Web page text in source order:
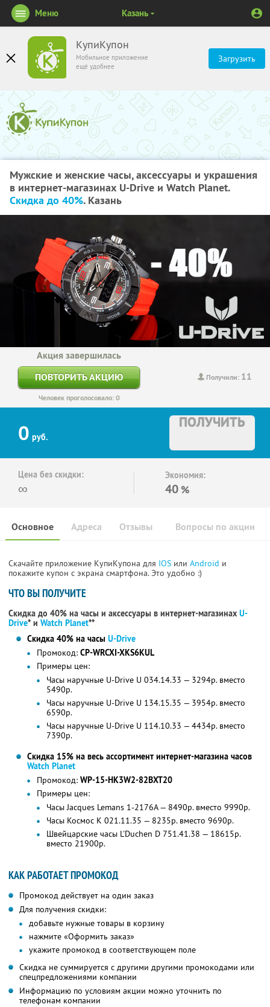
КупиКупон
Мобильное приложение
ещё удобнее
Загрузить
Меню Казань
Мужские и женские часы, аксессуары и украшения
в интернет-магазинах U-Drive и Watch Planet.
Скидка до 40%. Казань
Получили: 11
Акция завершилась
ПОВТОРИТЬ АКЦИЮ
Человек проголосовало: 0
0 руб.
ПОЛУЧИТЬ
Цена без скидки:
∞
Экономия:
40 %
Основное Отзывы Вопросы по акции
Адреса
Скачайте приложение КупиКупона для IOS или Android и
покажите купон с экрана смартфона. Это удобно :)
ЧТО ВЫ ПОЛУЧИТЕ
Скидка до 40% на часы и аксессуары в интернет-магазинах U-
Drive* и Watch Planet**
Скидка 40% на часы U-Drive
Промокод: CP-WRCXI-XKS6KUL
Примеры цен:
Часы наручные U-Drive U 034.14.33 — 3294р. вместо
5490р.
Часы наручные U-Drive U 134.15.35 — 3954р. вместо
6590р.
Часы наручные U-Drive U 114.10.33 — 4434р. вместо
7390р.
Скидка 15% на весь ассортимент интернет-магазина часов
Watch Planet
Промокод: WP-15-HK3W2-82BXT20
Примеры цен:
Часы Jacques Lemans 1-2176A — 8490р. вместо 9990р.
Часы Космос K 021.11.35 — 8235р. вместо 9690р.
Швейцарские часы L'Duchen D 751.41.38 — 18615р.
вместо 21900р.
КАК РАБОТАЕТ ПРОМОКОД
Промокод действует на один заказ
Для получения скидки:
добавьте нужные товары в корзину
нажмите «Оформить заказ»
укажите промокод в соответствующем поле
Скидка не суммируется с другими другими промокодами или
спецпредложениями компании
Информацию по условиям акции можно уточнить по
телефонам компании